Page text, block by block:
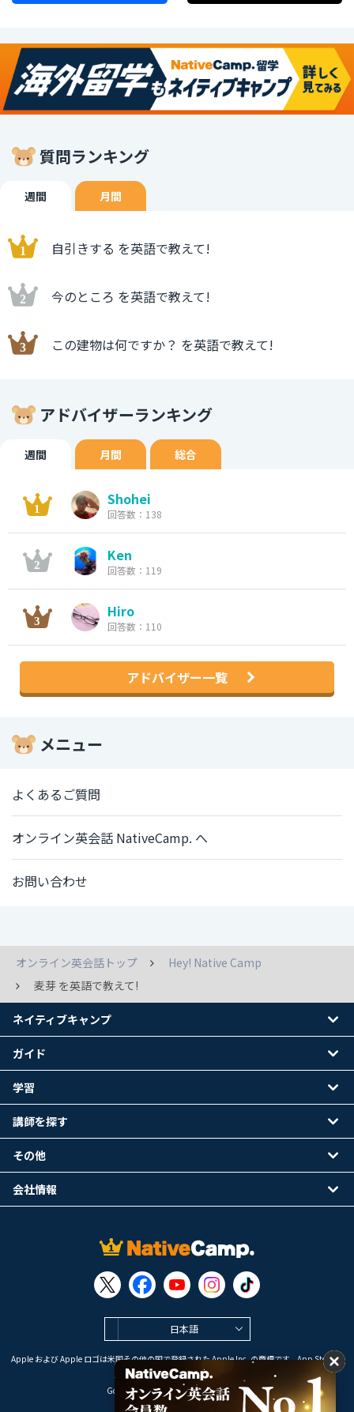
質問ランキング
週間 月間
自引きする を英語で教えて!
今のところ を英語で教えて!
この建物は何ですか？ を英語で教えて!
アドバイザーランキング
週間 月間 総合
Shohei
回答数：138
Ken
回答数：119
Hiro
回答数：110
アドバイザー一覧
メニュー
よくあるご質問
オンライン英会話 NativeCamp. へ
お問い合わせ
オンライン英会話トップ
Hey! Native Camp
麦芽 を英語で教えて!
日本語
Apple および Apple ロゴは米国その他の国で登録された Apple Inc. の商標です。App Store は
Apple Inc. のサービスマークです。
Google Play は Google LLC の商標です。
ネイティブキャンプ
ガイド
学習
講師を探す
その他
会社情報